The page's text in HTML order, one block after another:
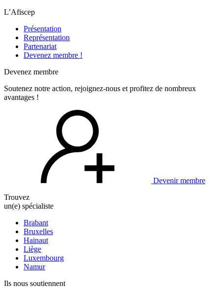
L’Afiscep
Présentation
Représentation
Partenariat
Devenez membre !
Devenez membre
Soutenez notre action, rejoignez-nous et profitez de nombreux
avantages !
Devenir membre
Trouvez
un(e) spécialiste
Brabant
Bruxelles
Hainaut
Liège
Luxembourg
Namur
Ils nous soutiennent